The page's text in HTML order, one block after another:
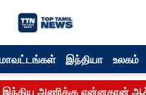
மாவட்டங்கள் இந்தியா உலகம்